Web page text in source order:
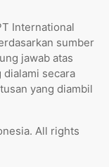
International
sumber
jawab atas
secara
yang diambil
All rights